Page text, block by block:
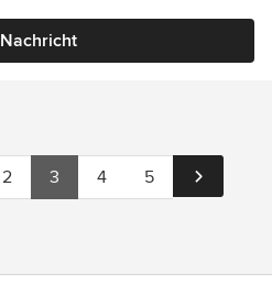
Nachricht
2 3 4 5